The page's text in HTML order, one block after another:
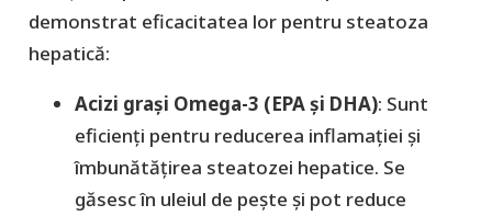
demonstrat eficacitatea lor pentru steatoza
hepatică:
Acizi grași Omega-3 (EPA și DHA): Sunt
eficienți pentru reducerea inflamației și
îmbunătățirea steatozei hepatice. Se
găsesc în uleiul de pește și pot reduce